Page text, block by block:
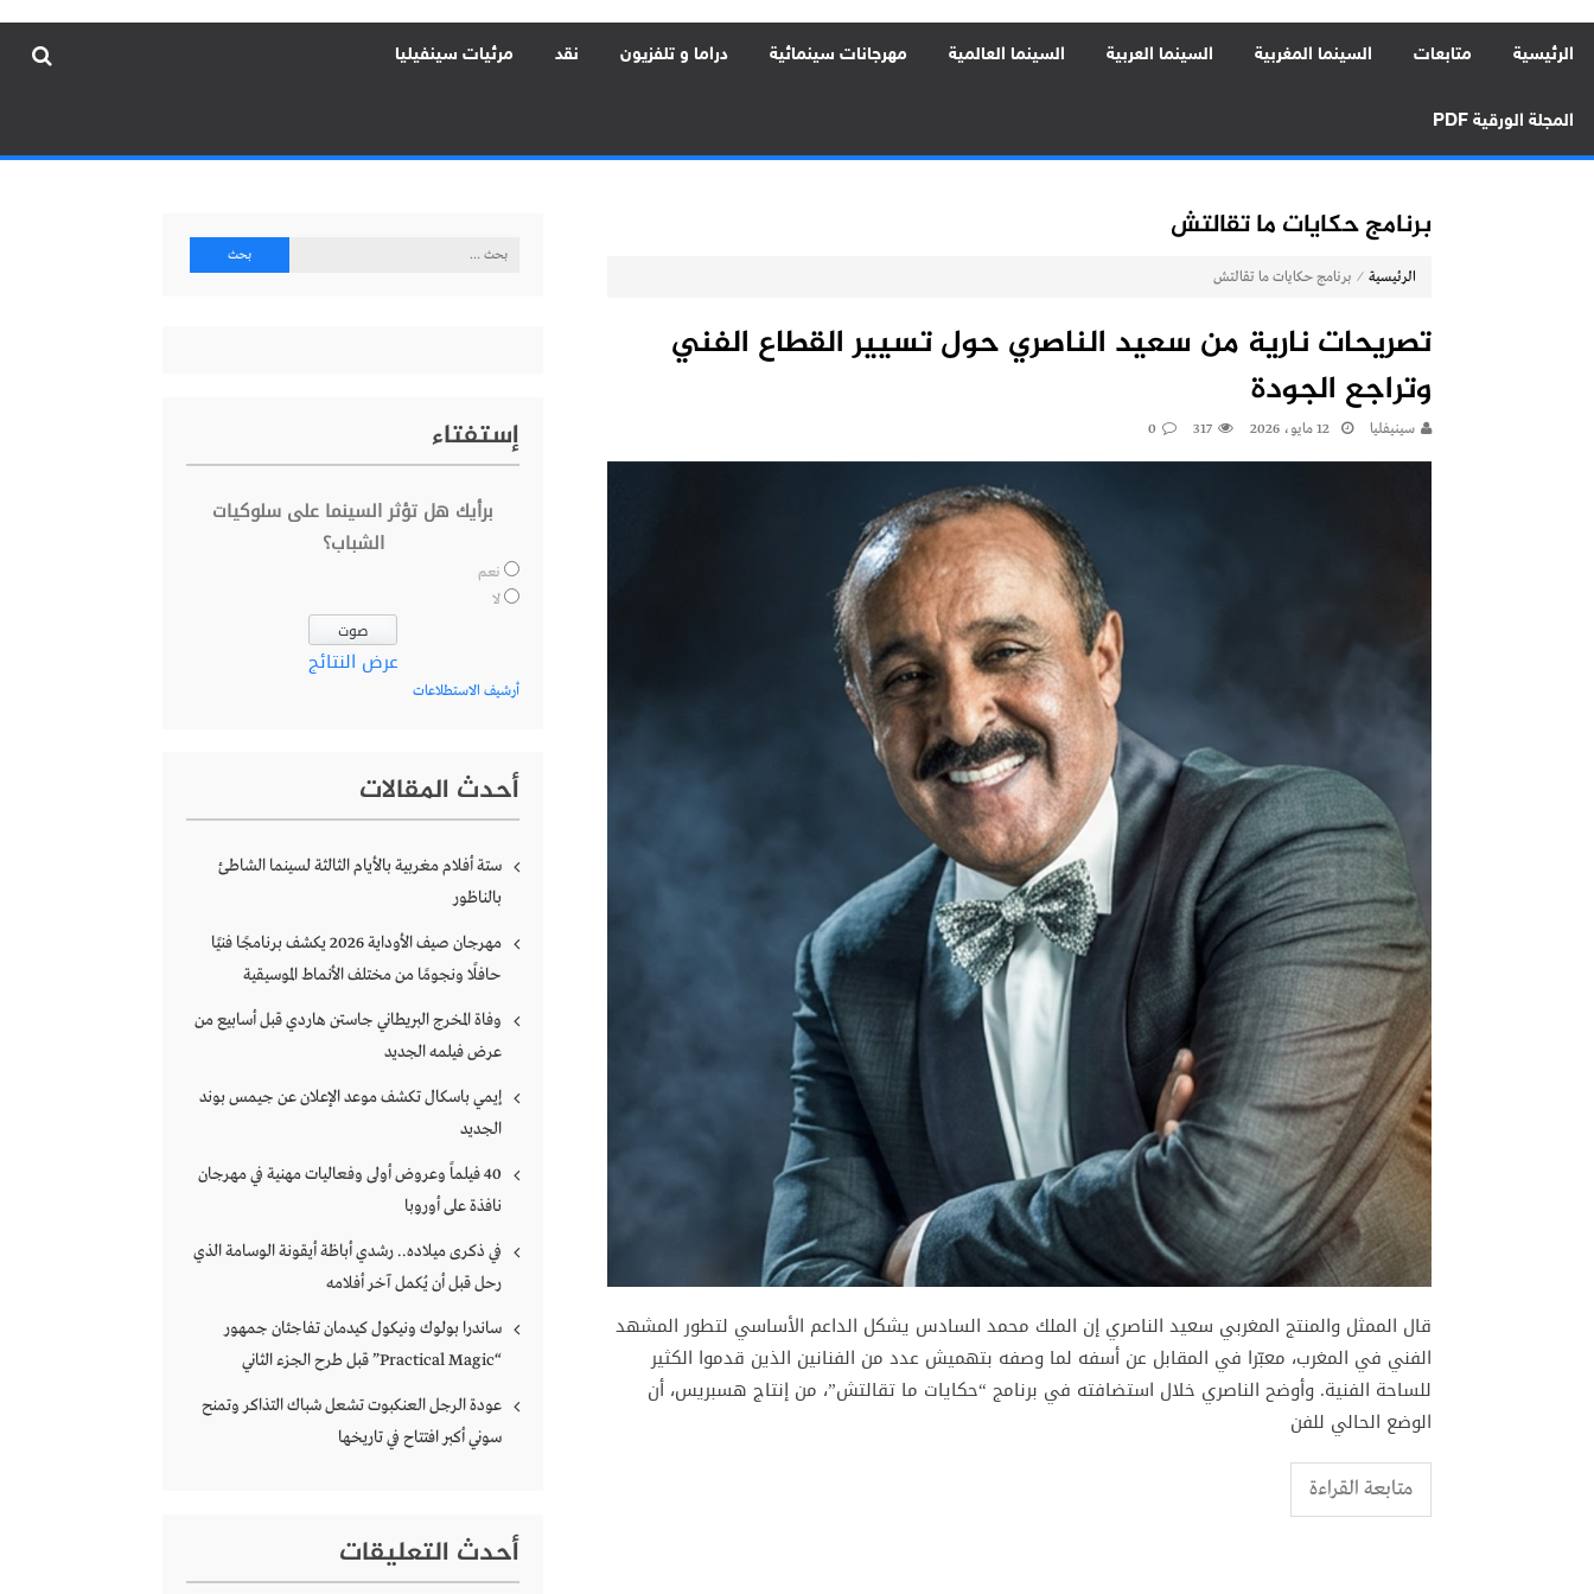
الرئيسية متابعات السينما المغربية السينما العربية السينما العالمية مهرجانات سينمائية دراما و تلفزيون نقد مرئيات سينفيليا
المجلة الورقية PDF
برنامج حكايات ما تقالتش
الرئيسية ⁄ برنامج حكايات ما تقالتش
تصريحات نارية من سعيد الناصري حول تسيير القطاع الفني
وتراجع الجودة
سينيفليا 12 مايو، 2026 317
0
قال الممثل والمنتج المغربي سعيد الناصري إن الملك محمد السادس يشكل الداعم الأساسي لتطور المشهد
الفني في المغرب، معبّرا في المقابل عن أسفه لما وصفه بتهميش عدد من الفنانين الذين قدموا الكثير
للساحة الفنية. وأوضح الناصري خلال استضافته في برنامج “حكايات ما تقالتش”، من إنتاج هسبريس، أن
الوضع الحالي للفن
متابعة القراءة
البحث
إستفتاء
برأيك هل تؤثر السينما على سلوكيات
الشباب؟
نعم
لا
عرض النتائج
أرشيف الاستطلاعات
أحدث المقالات
ستة أفلام مغربية بالأيام الثالثة لسينما الشاطئ
بالناظور
مهرجان صيف الأوداية 2026 يكشف برنامجًا فنيًا
حافلًا ونجومًا من مختلف الأنماط الموسيقية
وفاة المخرج البريطاني جاستن هاردي قبل أسابيع من
عرض فيلمه الجديد
إيمي باسكال تكشف موعد الإعلان عن جيمس بوند
الجديد
40 فيلماً وعروض أولى وفعاليات مهنية في مهرجان
نافذة على أوروبا
في ذكرى ميلاده.. رشدي أباظة أيقونة الوسامة الذي
رحل قبل أن يُكمل آخر أفلامه
ساندرا بولوك ونيكول كيدمان تفاجئان جمهور
“Practical Magic” قبل طرح الجزء الثاني
عودة الرجل العنكبوت تشعل شباك التذاكر وتمنح
سوني أكبر افتتاح في تاريخها
أحدث التعليقات